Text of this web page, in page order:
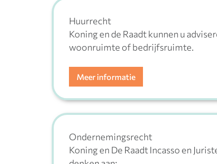
Huurrecht
Koning en de Raadt kunnen u
woonruimte of bedrijfsruimte.
Meer informatie
Ondernemingsrecht
Koning en De Raadt Incasso en